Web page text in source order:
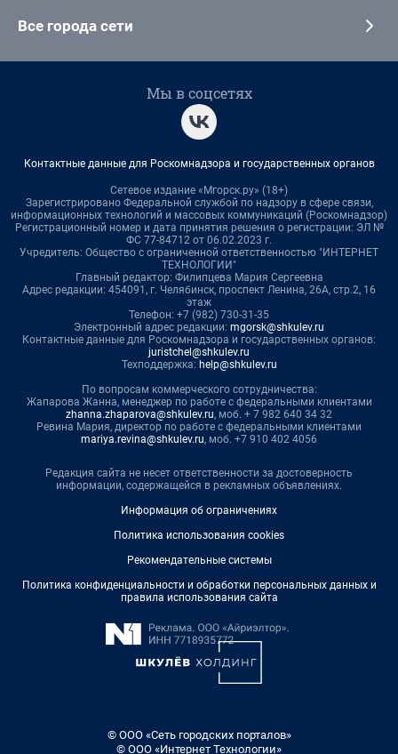
Все города сети
Мы в соцсетях
Контактные данные для Роскомнадзора и государственных органов
Сетевое издание «Мгорск.ру» (18+)
Зарегистрировано Федеральной службой по надзору в сфере связи,
информационных технологий и массовых коммуникаций (Роскомнадзор)
Регистрационный номер и дата принятия решения о регистрации: ЭЛ №
ФС 77-84712 от 06.02.2023 г.
Учредитель: Общество с ограниченной ответственностью "ИНТЕРНЕТ
ТЕХНОЛОГИИ"
Главный редактор: Филипцева Мария Сергеевна
Адрес редакции: 454091, г. Челябинск, проспект Ленина, 26А, стр.2, 16
этаж
Телефон: +7 (982) 730-31-35
Электронный адрес редакции: mgorsk@shkulev.ru
Контактные данные для Роскомнадзора и государственных органов:
juristchel@shkulev.ru
Техподдержка: help@shkulev.ru
По вопросам коммерческого сотрудничества:
Жапарова Жанна, менеджер по работе с федеральными клиентами
zhanna.zhaparova@shkulev.ru, моб. + 7 982 640 34 32
Ревина Мария, директор по работе с федеральными клиентами
mariya.revina@shkulev.ru, моб. +7 910 402 4056
Редакция сайта не несет ответственности за достоверность
информации, содержащейся в рекламных объявлениях.
Информация об ограничениях
Политика использования cookies
Рекомендательные системы
Политика конфиденциальности и обработки персональных данных и
правила использования сайта
© ООО «Сеть городских порталов»
© ООО «Интернет Технологии»